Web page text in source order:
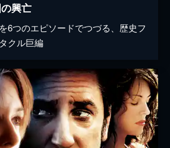
興亡
6つのエピソードでつづる、歴史フ
クル巨編